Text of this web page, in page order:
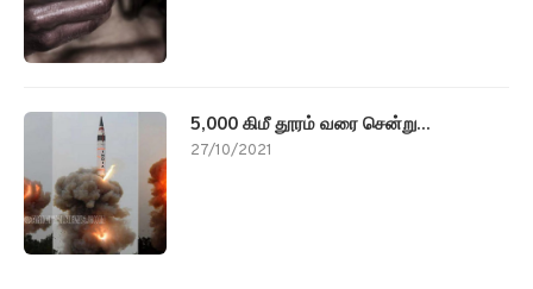
5,000 கிமீ தூரம் வரை சென்று...
27/10/2021